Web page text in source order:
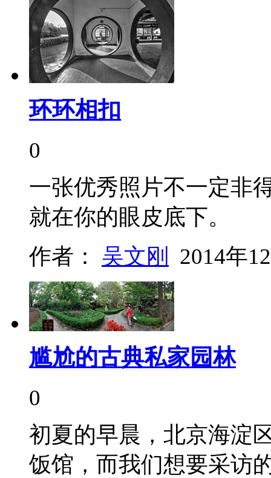
环环相扣
0
一张优秀照片不一定非
就在你的眼皮底下。
作者： 吴文刚 2014年
尴尬的古典私家园林
0
初夏的早晨，北京海淀
饭馆，而我们想要采访